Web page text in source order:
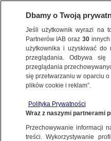
METEO
NAJNOWSZE
Wiatr
Zdjęcia
POLSKA
Dbamy o Twoją
Jeśli użytkownik wyrazi na
Partnerów IAB oraz30
użytkownika i uzyskiwać do
przeglądania. Odbywa
przeglądania
się przetwarzaniu w oparciu
plików cookie i reklam”.
Polityka Prywatności
Wraz z naszymi partnerami
Przechowywanie informacji
treści. Wykorzystywanie